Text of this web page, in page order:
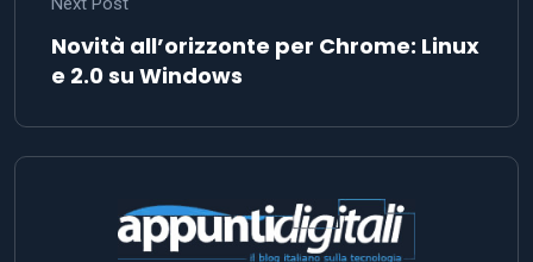
Novità all’orizzonte per Chrome: Linux
e 2.0 su Windows